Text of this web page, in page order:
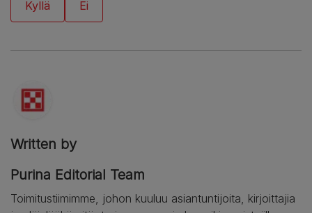
Written by
Purina Editorial Team
Toimitustiimimme, johon kuuluu asiantuntijoita, kirjoittajia